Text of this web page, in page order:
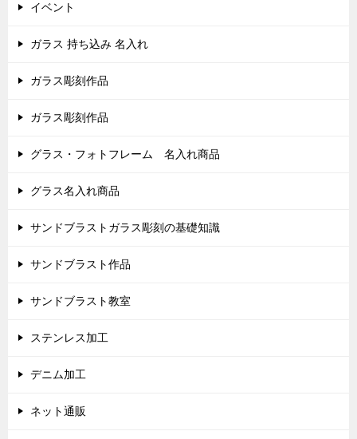
イベント
ガラス 持ち込み 名入れ
ガラス彫刻作品
ガラス彫刻作品
グラス・フォトフレーム 名入れ商品
グラス名入れ商品
サンドブラストガラス彫刻の基礎知識
サンドブラスト作品
サンドブラスト教室
ステンレス加工
デニム加工
ネット通販